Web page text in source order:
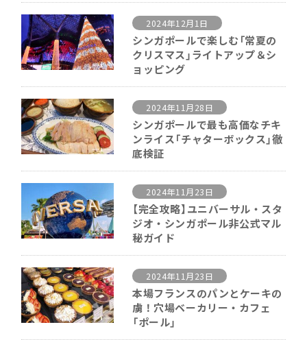
2024年12月1日
シンガポールで楽しむ「常夏の
クリスマス」ライトアップ＆シ
ョッピング
2024年11月28日
シンガポールで最も高価なチキ
ンライス「チャターボックス」徹
底検証
2024年11月23日
【完全攻略】ユニバーサル・スタ
ジオ・シンガポール非公式マル
秘ガイド
2024年11月23日
本場フランスのパンとケーキの
虜！穴場ベーカリー・カフェ
「ポール」